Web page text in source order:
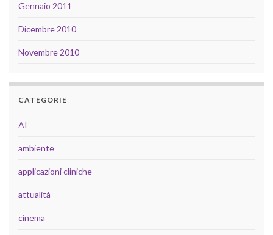
Gennaio 2011
Dicembre 2010
Novembre 2010
CATEGORIE
AI
ambiente
applicazioni cliniche
attualità
cinema